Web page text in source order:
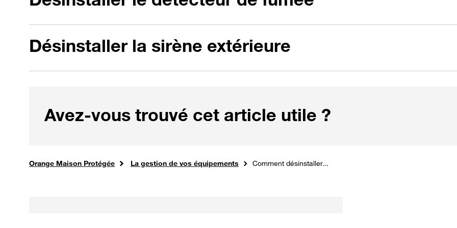
Désinstaller la sirène extérieure
Avez-vous trouvé cet article utile ?
Accueil
assistance commerciale
Orange Maison Protégée La gestion de vos équipements Comment désinstaller...